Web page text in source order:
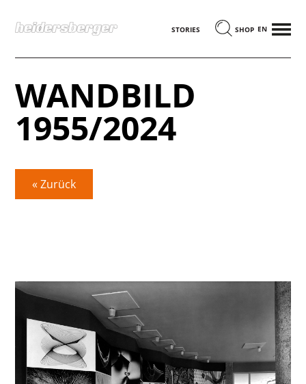
STORIES SHOP ENGLISCH
MENÜ
WANDBILD
1955/2024
« Zurück